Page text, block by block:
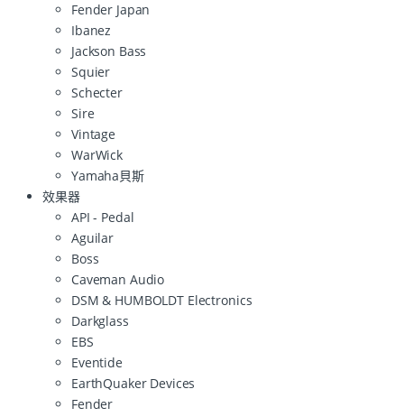
Fender Japan
Ibanez
Jackson Bass
Squier
Schecter
Sire
Vintage
WarWick
Yamaha貝斯
效果器
API - Pedal
Aguilar
Boss
Caveman Audio
DSM & HUMBOLDT Electronics
Darkglass
EBS
Eventide
EarthQuaker Devices
Fender